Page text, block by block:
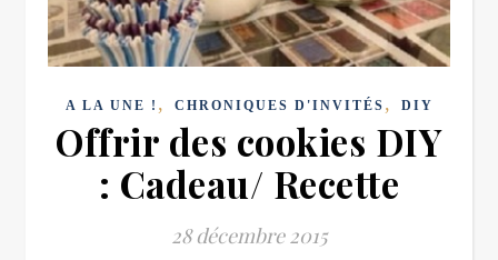
A LA UNE ! , CHRONIQUES D'INVITÉS , DIY
Offrir des cookies DIY
: Cadeau/ Recette
28 décembre 2015